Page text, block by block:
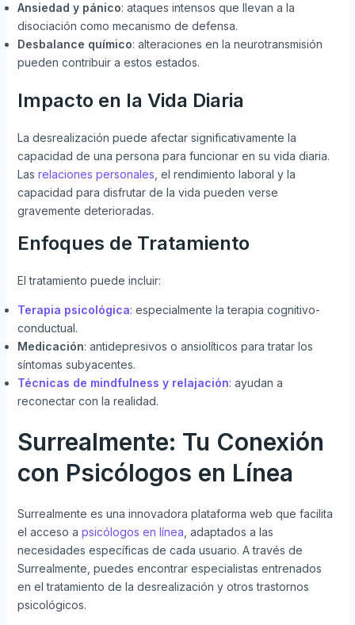
Ansiedad y pánico: ataques intensos que llevan a la
disociación como mecanismo de defensa.
Desbalance químico: alteraciones en la neurotransmisión
pueden contribuir a estos estados.
Impacto en la Vida Diaria
La desrealización puede afectar significativamente la
capacidad de una persona para funcionar en su vida diaria.
Las relaciones personales , el rendimiento laboral y la
capacidad para disfrutar de la vida pueden verse
gravemente deterioradas.
Enfoques de Tratamiento
El tratamiento puede incluir:
Terapia psicológica: especialmente la terapia cognitivo-
conductual.
Medicación: antidepresivos o ansiolíticos para tratar los
síntomas subyacentes.
Técnicas de mindfulness y relajación: ayudan a
reconectar con la realidad.
Surrealmente: Tu Conexión
con Psicólogos en Línea
Surrealmente es una innovadora plataforma web que facilita
el acceso a psicólogos en línea , adaptados a las
necesidades específicas de cada usuario. A través de
Surrealmente, puedes encontrar especialistas entrenados
en el tratamiento de la desrealización y otros trastornos
psicológicos.